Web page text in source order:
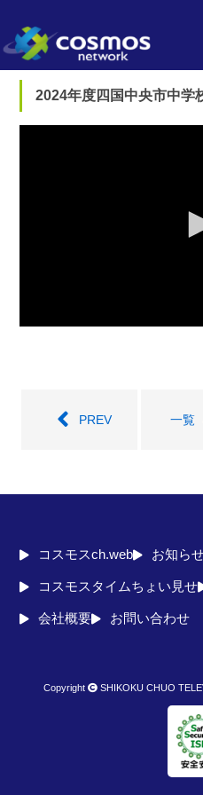
2024年度四国中央市中学
PREV 一覧
コスモスch.web お知ら
コスモスタイムちょい見せ
会社概要 お問い合わせ
Copyright SHIKOKU CHUO